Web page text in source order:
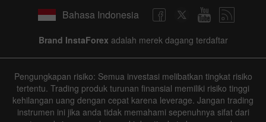
Bahasa Indonesia
Brand InstaForex adalah merek dagang terdaftar
Pengungkapan risiko: Semua investasi melibatkan tingkat risiko
tertentu. Trading produk turunan finansial memiliki risiko tinggi
kehilangan uang dengan cepat karena leverage. Jangan trading
instrumen ini jika anda tidak memahami sepenuhnya sifat dari